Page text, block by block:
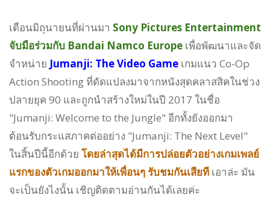
เดือนมิถุนายนที่ผ่านมา Sony Pictures Entertainment
จับมือร่วมกับ Bandai Namco Europe เพื่อพัฒนาและจัด
จำหน่าย Jumanji: The Video Game เกมแนว Co-Op
Action Shooting ที่ดัดแปลงมาจากหนังสุดคลาสสิคในช่วง
ปลายยุค 90 และถูกนำสร้างใหม่ในปี 2017 ในชื่อ
"Jumanji: Welcome to the Jungle" อีกทั้งยังออกมา
ต้อนรับกระแสภาคต่ออย่าง "Jumanji: The Next Level"
ในสิ้นปีนี้อีกด้วย โดยล่าสุดได้มีการปล่อยตัวอย่างเกมเพลย์
แรกของตัวเกมออกมาให้เพื่อนๆ รับชมกันเสียที เอาล่ะ มัน
จะเป็นยังไงนั้น เชิญติดตามอ่านกันได้เลยค่ะ